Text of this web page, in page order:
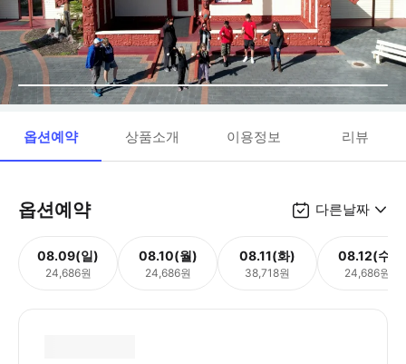
옵션예약 상품소개 이용정보 리뷰
옵션예약 다른날짜
08.09(일)
24,686원
08.10(월)
24,686원
08.11(화)
38,718원
08.12(수)
24,686원